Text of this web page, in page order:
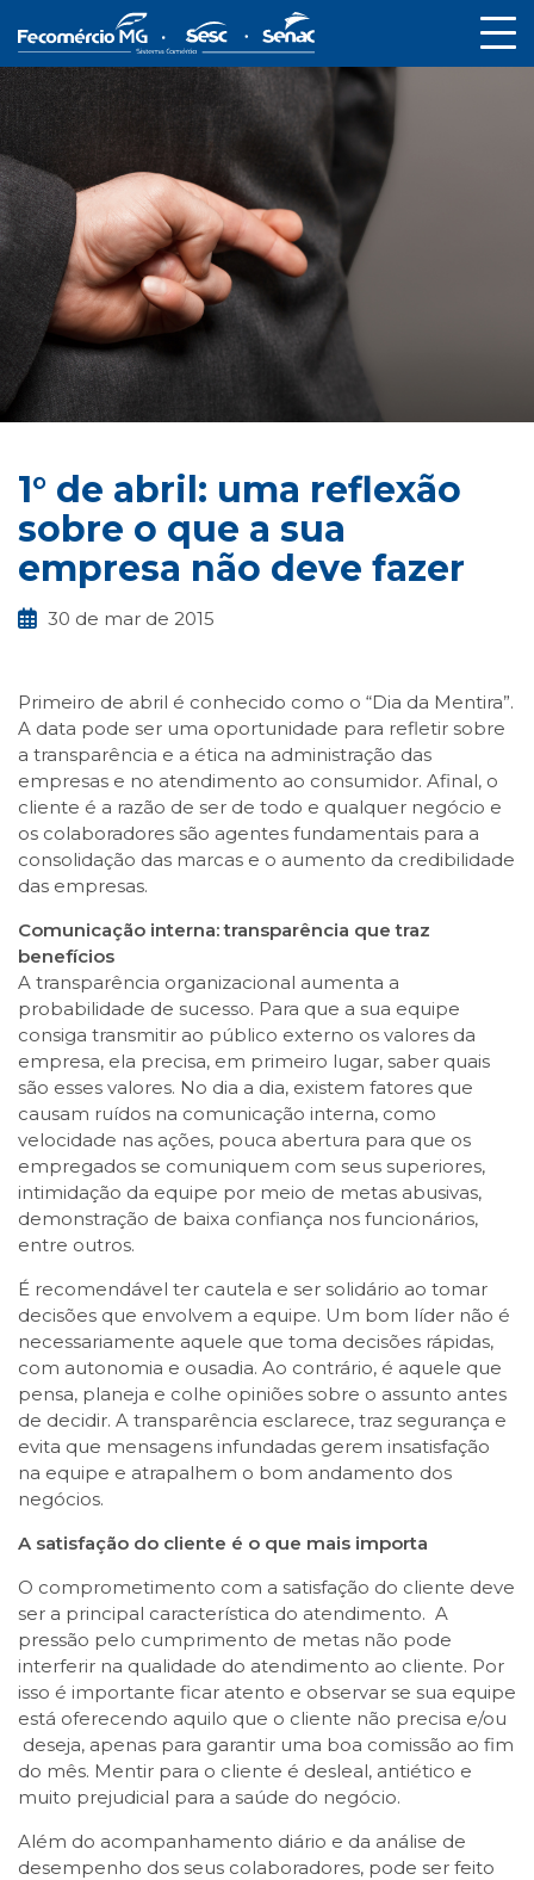
1° de abril: uma reflexão
sobre o que a sua
empresa não deve fazer
30 de mar de 2015
Primeiro de abril é conhecido como o “Dia da Mentira”.
A data pode ser uma oportunidade para refletir sobre
a transparência e a ética na administração das
empresas e no atendimento ao consumidor. Afinal, o
cliente é a razão de ser de todo e qualquer negócio e
os colaboradores são agentes fundamentais para a
consolidação das marcas e o aumento da credibilidade
das empresas.
Comunicação interna: transparência que traz
benefícios
A transparência organizacional aumenta a
probabilidade de sucesso. Para que a sua equipe
consiga transmitir ao público externo os valores da
empresa, ela precisa, em primeiro lugar, saber quais
são esses valores. No dia a dia, existem fatores que
causam ruídos na comunicação interna, como
velocidade nas ações, pouca abertura para que os
empregados se comuniquem com seus superiores,
intimidação da equipe por meio de metas abusivas,
demonstração de baixa confiança nos funcionários,
entre outros.
É recomendável ter cautela e ser solidário ao tomar
decisões que envolvem a equipe. Um bom líder não é
necessariamente aquele que toma decisões rápidas,
com autonomia e ousadia. Ao contrário, é aquele que
pensa, planeja e colhe opiniões sobre o assunto antes
de decidir. A transparência esclarece, traz segurança e
evita que mensagens infundadas gerem insatisfação
na equipe e atrapalhem o bom andamento dos
negócios.
A satisfação do cliente é o que mais importa
O comprometimento com a satisfação do cliente deve
ser a principal característica do atendimento. A
pressão pelo cumprimento de metas não pode
interferir na qualidade do atendimento ao cliente. Por
isso é importante ficar atento e observar se sua equipe
está oferecendo aquilo que o cliente não precisa e/ou
deseja, apenas para garantir uma boa comissão ao fim
do mês. Mentir para o cliente é desleal, antiético e
muito prejudicial para a saúde do negócio.
Além do acompanhamento diário e da análise de
desempenho dos seus colaboradores, pode ser feito